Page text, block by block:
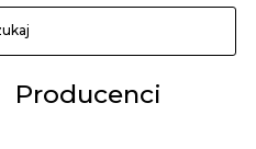
Producenci